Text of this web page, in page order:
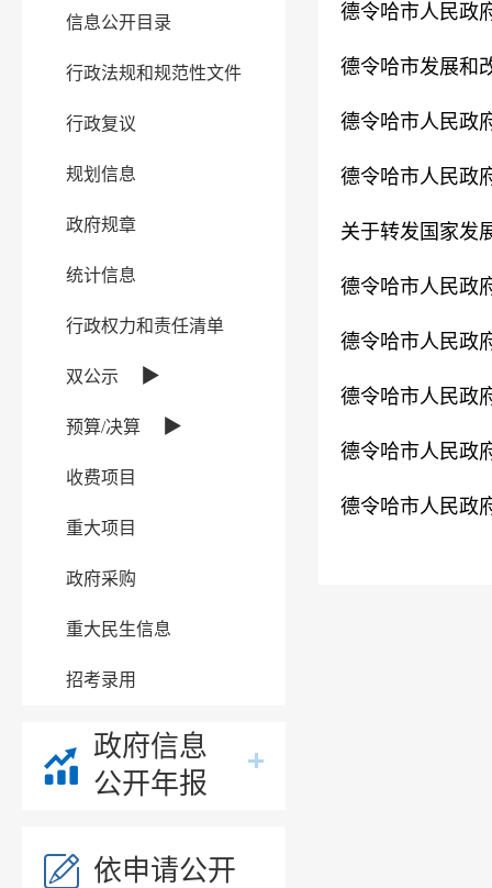
信息公开目录
行政法规和规范性文件
行政复议
规划信息
政府规章
统计信息
行政权力和责任清单
双公示 ▶
预算/决算 ▶
收费项目
重大项目
政府采购
重大民生信息
招考录用
政府信息
公开年报
依申请公开
德令哈市人民政
德令哈市发展和
德令哈市人民政
德令哈市人民政
关于转发国家发
德令哈市人民政
德令哈市人民政
德令哈市人民政
德令哈市人民政
德令哈市人民政